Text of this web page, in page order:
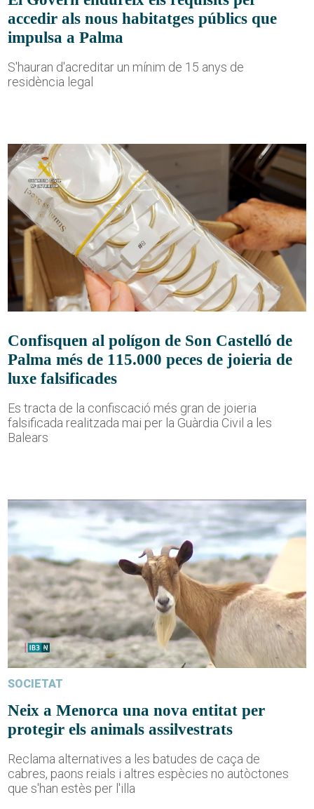
accedir als nous habitatges públics que
impulsa a Palma
S'hauran d'acreditar un mínim de 15 anys de
residència legal
Confisquen al polígon de Son Castelló de
Palma més de 115.000 peces de joieria de
luxe falsificades
Es tracta de la confiscació més gran de joieria
falsificada realitzada mai per la Guàrdia Civil a les
Balears
SOCIETAT
Neix a Menorca una nova entitat per
protegir els animals assilvestrats
Reclama alternatives a les batudes de caça de
cabres, paons reials i altres espècies no autòctones
que s'han estès per l'illa